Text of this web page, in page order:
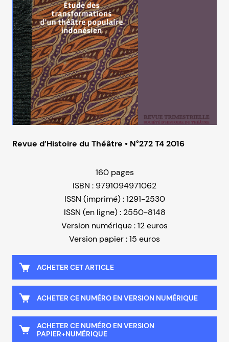
Revue d’Histoire du Théâtre • N°272 T4 2016
160 pages
ISBN : 9791094971062
ISSN (imprimé) : 1291-2530
ISSN (en ligne) : 2550-8148
Version numérique : 12 euros
Version papier : 15 euros
ACHETER CET ARTICLE
ACHETER CE NUMÉRO EN VERSION NUMÉRIQUE
ACHETER CE NUMÉRO EN VERSION
PAPIER+NUMÉRIQUE